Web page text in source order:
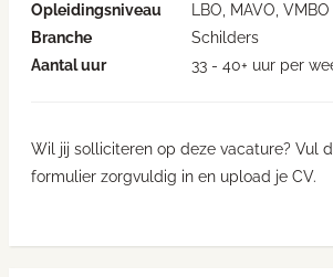
Opleidingsniveau
LBO, MAVO, VMBO
Branche
Schilders
Aantal uur
33 - 40+ uur per
Wil jij solliciteren op deze vacature? Vul
formulier zorgvuldig in en upload je CV.